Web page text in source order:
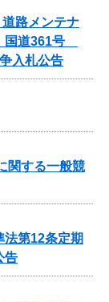
道路メンテナ
国道361号
入札公告
関する一般競
第12条定期
告